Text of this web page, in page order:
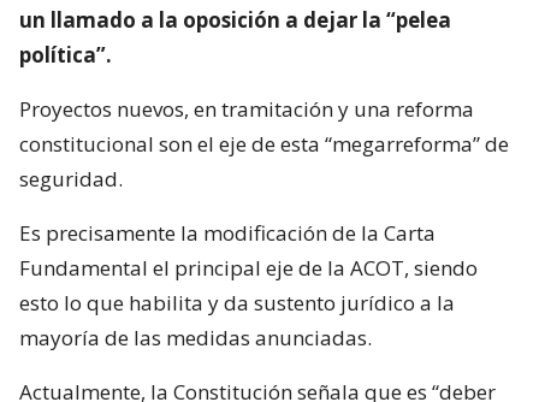
un llamado a la oposición a dejar la “pelea
política”.
Proyectos nuevos, en tramitación y una reforma
constitucional son el eje de esta “megarreforma” de
seguridad.
Es precisamente la modificación de la Carta
Fundamental el principal eje de la ACOT, siendo
esto lo que habilita y da sustento jurídico a la
mayoría de las medidas anunciadas.
Actualmente, la Constitución señala que es “deber